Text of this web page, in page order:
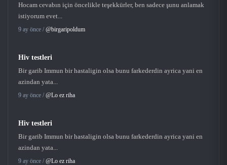
Hocam cevabın için öncelikle teşekkürler, ben sadece şunu anlamak
istiyorum evet...
9 ay önce / @birgaripoldum
Hiv testleri
Bir garib Immun bir hastaligin olsa bunu farkederdin ayrica yani en
azindan yata...
9 ay önce / @Lo ez riha
Hiv testleri
Bir garib Immun bir hastaligin olsa bunu farkederdin ayrica yani en
azindan yata...
9 ay önce / @Lo ez riha